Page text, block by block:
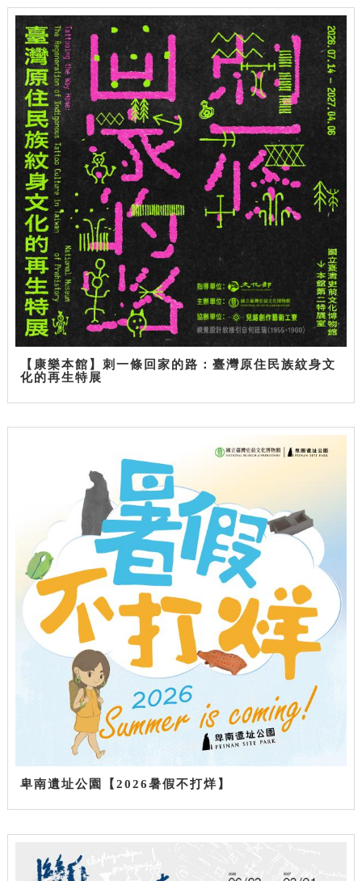
【康樂本館】刺一條回家的路：臺灣原住民族紋身文
化的再生特展
卑南遺址公園【2026暑假不打烊】